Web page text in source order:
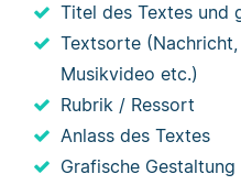
Titel des Textes und
Textsorte
Musikvideo etc.)
Rubrik / Ressort
Anlass des Textes
Grafische